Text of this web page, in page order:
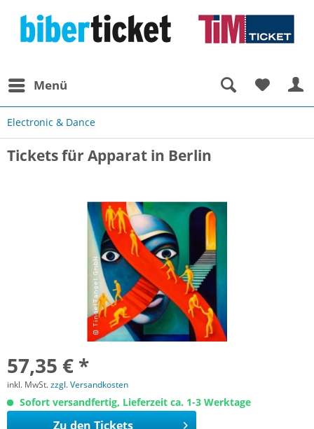
Menü
Electronic & Dance
Tickets für Apparat in Berlin
57,35 € *
inkl. MwSt.zzgl. Versandkosten
Sofort versandfertig, Lieferzeit ca. 1-3 Werktage
Zu den Tickets